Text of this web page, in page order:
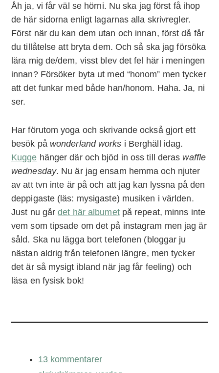
Åh ja, vi får väl se hörni. Nu ska jag först få ihop
de här sidorna enligt lagarnas alla skrivregler.
Först när du kan dem utan och innan, först då får
du tillåtelse att bryta dem. Och så ska jag försöka
lära mig de/dem, visst blev det fel här i meningen
innan? Försöker byta ut med “honom” men tycker
att det funkar med både han/honom. Haha. Ja, ni
ser.
Har förutom yoga och skrivande också gjort ett
besök på wonderland works i Berghäll idag.
Kugge hänger där och bjöd in oss till deras waffle
wednesday. Nu är jag ensam hemma och njuter
av att tvn inte är på och att jag kan lyssna på den
deppigaste (läs: mysigaste) musiken i världen.
Just nu gårdet här albumetpå repeat, minns inte
vem som tipsade om det på instagram men jag är
såld. Ska nu lägga bort telefonen (bloggar ju
nästan aldrig från telefonen längre, men tycker
det är så mysigt ibland när jag får feeling) och
läsa en fysisk bok!
13 kommentarer